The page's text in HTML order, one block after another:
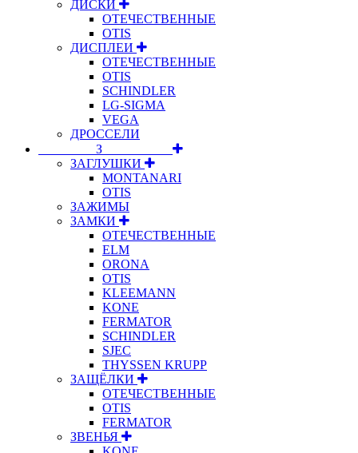
ДИСКИ
ОТЕЧЕСТВЕННЫЕ
OTIS
ДИСПЛЕИ
ОТЕЧЕСТВЕННЫЕ
OTIS
SCHINDLER
LG-SIGMA
VEGA
ДРОССЕЛИ
⠀⠀⠀⠀⠀⠀З⠀⠀⠀⠀⠀⠀⠀
ЗАГЛУШКИ
MONTANARI
OTIS
ЗАЖИМЫ
ЗАМКИ
ОТЕЧЕСТВЕННЫЕ
ELM
ORONA
OTIS
KLEEMANN
KONE
FERMATOR
SCHINDLER
SJEC
THYSSEN KRUPP
ЗАЩЁЛКИ
ОТЕЧЕСТВЕННЫЕ
OTIS
FERMATOR
ЗВЕНЬЯ